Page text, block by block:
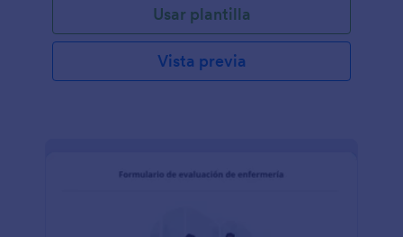
Usar plantilla
Vista previa